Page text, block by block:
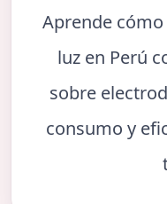
Aprende
luz en Perú
sobre
consumo y